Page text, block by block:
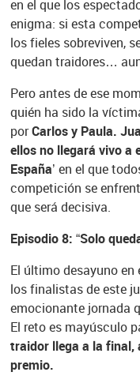
en el que los
enigma: si esta
los fieles sobreviven,
quedan traidores…
Pero antes de ese
quién ha sido la
porCarlos y Paula.
ellos no llegará vivo a
España’ en el que
competición se
que será decisiva.
Episodio 8: “Solo
El último desayuno en
los finalistas de este
emocionante jornada
El reto es mayúsculo
traidor llega a la final,
premio.